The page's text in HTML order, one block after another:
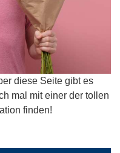
diese Seite gibt es
mal mit einer der tollen
finden!